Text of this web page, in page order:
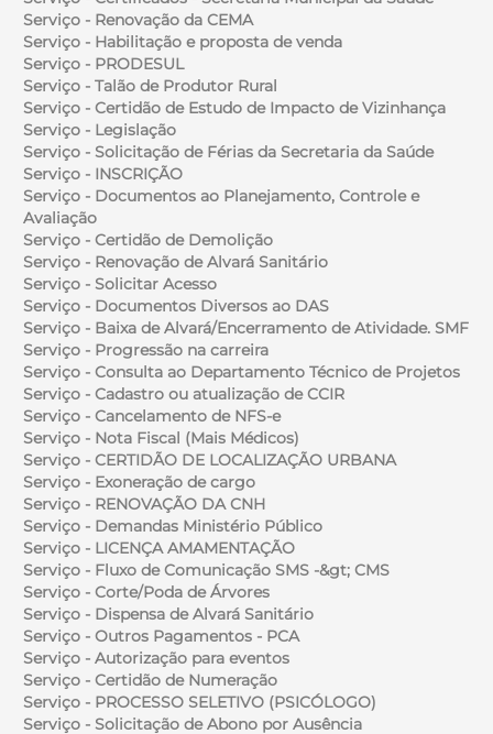
Serviço - Renovação da CEMA
Serviço - Habilitação e proposta de venda
Serviço - PRODESUL
Serviço - Talão de Produtor Rural
Serviço - Certidão de Estudo de Impacto de Vizinhança
Serviço - Legislação
Serviço - Solicitação de Férias da Secretaria da Saúde
Serviço - INSCRIÇÃO
Serviço - Documentos ao Planejamento, Controle e
Avaliação
Serviço - Certidão de Demolição
Serviço - Renovação de Alvará Sanitário
Serviço - Solicitar Acesso
Serviço - Documentos Diversos ao DAS
Serviço - Baixa de Alvará/Encerramento de Atividade. SMF
Serviço - Progressão na carreira
Serviço - Consulta ao Departamento Técnico de Projetos
Serviço - Cadastro ou atualização de CCIR
Serviço - Cancelamento de NFS-e
Serviço - Nota Fiscal (Mais Médicos)
Serviço - CERTIDÃO DE LOCALIZAÇÃO URBANA
Serviço - Exoneração de cargo
Serviço - RENOVAÇÃO DA CNH
Serviço - Demandas Ministério Público
Serviço - LICENÇA AMAMENTAÇÃO
Serviço - Fluxo de Comunicação SMS -&gt; CMS
Serviço - Corte/Poda de Árvores
Serviço - Dispensa de Alvará Sanitário
Serviço - Outros Pagamentos - PCA
Serviço - Autorização para eventos
Serviço - Certidão de Numeração
Serviço - PROCESSO SELETIVO (PSICÓLOGO)
Serviço - Solicitação de Abono por Ausência